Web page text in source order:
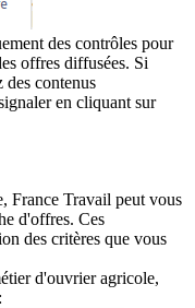
des contrôles pour
offres diffusées. Si
des contenus
en cliquant sur
France Travail peut vous
d'offres. Ces
des critères que vous
d'ouvrier agricole,